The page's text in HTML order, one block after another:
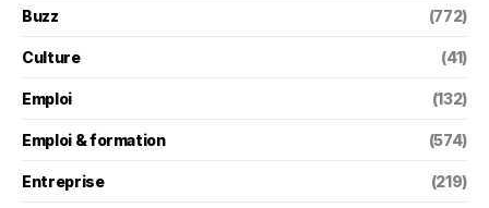
Buzz (772)
Culture (41)
Emploi (132)
Emploi & formation (574)
Entreprise (219)